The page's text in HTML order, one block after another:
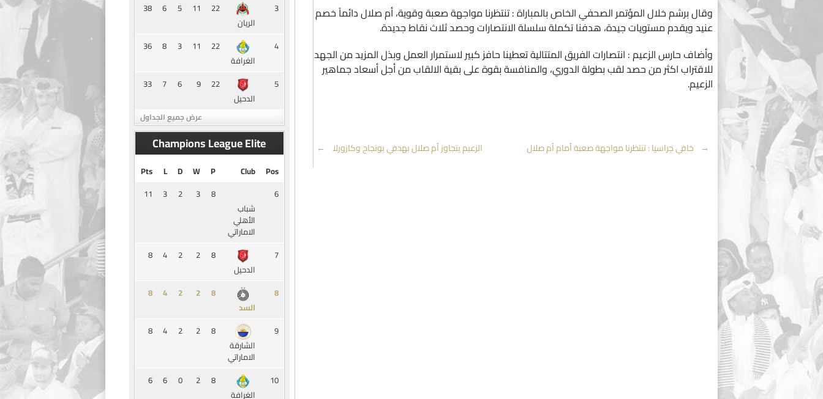
وقال برشم خلال المؤتمر الصحفي الخاص بالمباراة : تنتظرنا مواجهة صعبة وقوية، أم صلال دائماً خصم
عنيد ويقدم مستويات جيدة، هدفنا تكملة سلسلة الانتصارات وحصد ثلاث نقاط جديدة.
وأضاف حارس الزعيم : انتصارات الفريق المتتالية تعطينا حافز كبير لاستمرار العمل وبذل المزيد من الجهد
للاقتراب اكثر من حصد لقب بطولة الدوري، والمنافسة بقوة على بقية الالقاب من أجل أسعاد جماهير
الزعيم.
Post
← خافي جراسيا : تنتظرنا مواجهة صعبة أمام أم صلال الزعيم يتجاوز أم صلال بهدفي بونجاح وكازورلا →
3
الريان
22
11
5
6
38
4
الغرافة
22
11
3
8
36
5
الدحيل
22
9
6
7
33
عرض جميع الجداول
Champions League Elite
Pos
Club
P
W
D
L
Pts
6
شباب
الأهلي
الاماراتي
8
3
2
3
11
7
الدحيل
8
2
2
4
8
8
السد
8
2
2
4
8
9
الشارقة
الاماراتي
8
2
2
4
8
10
الغرافة
8
2
0
6
6